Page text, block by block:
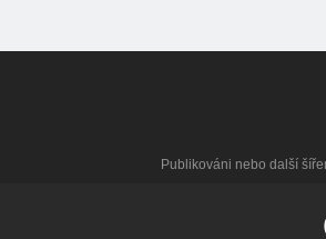
Publikováni nebo další